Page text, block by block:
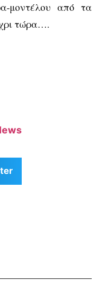
μοντέλου από τα
τώρα….